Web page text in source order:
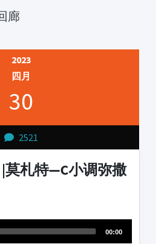
廊
2023
四月
30
2521
|莫札特—C小调弥撒
00:00